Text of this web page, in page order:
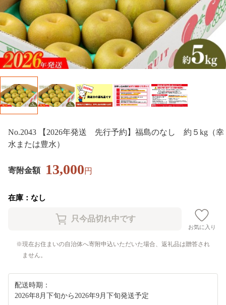
No.2043 【2026年発送 先行予約】福島のなし 約５kg（幸
水または豊水）
寄附金額 13,000円
在庫：なし
お気に入り
現在お住まいの自治体へ寄附申込いただいた場合、返礼品は贈答され
ません。
配送時期：
2026年8月下旬から2026年9月下旬発送予定